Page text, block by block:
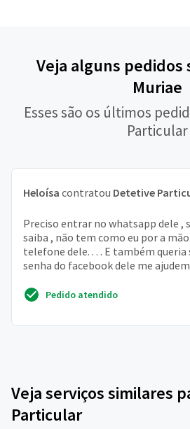
Veja alguns pedidos
Muriae
Esses são os últimos
Particular
Heloísa contratou Detetive
Preciso entrar no whatsapp dele ,
saiba , não tem como eu por a
telefone dele. . . . E também queria
senha do facebook dele me
Pedido atendido
Veja serviços similares
Particular